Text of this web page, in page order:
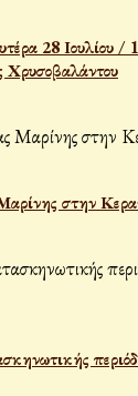
28 Ιουλίου
στην